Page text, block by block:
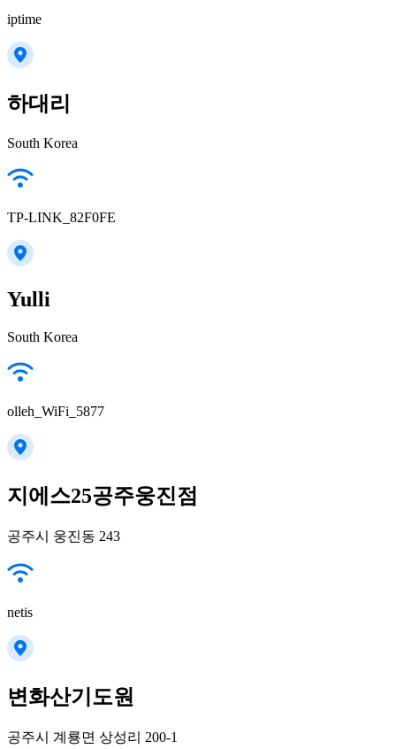
iptime
하대리
South Korea
TP-LINK_82F0FE
Yulli
South Korea
olleh_WiFi_5877
지에스25공주웅진점
공주시 웅진동 243
netis
변화산기도원
공주시 계룡면 상성리 200-1